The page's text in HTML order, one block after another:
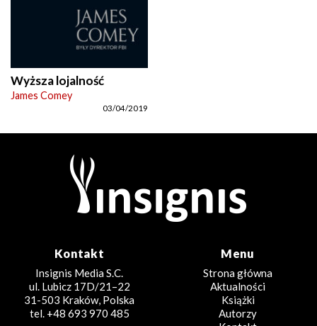
Wyższa lojalność
James Comey
03/04/2019
Kontakt
Insignis Media S.C.
ul. Lubicz 17D/21–22
31-503 Kraków, Polska
tel. +48 693 970 485
Menu
Strona główna
Aktualności
Książki
Autorzy